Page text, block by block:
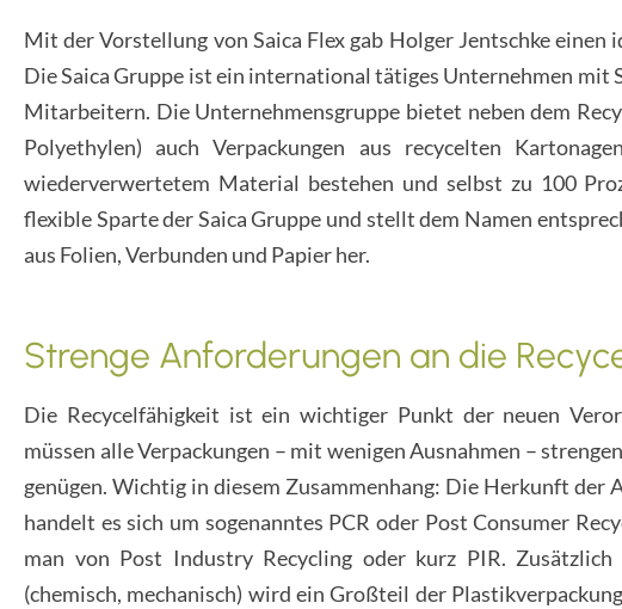
Mit der Vorstellung von Saica Flex gab Holger Jentschke einen
Die Saica Gruppe ist ein international tätiges Unternehmen mit
Mitarbeitern. Die Unternehmensgruppe bietet neben dem
Polyethylen) auch Verpackungen aus recycelten
wiederverwertetem Material bestehen und selbst zu 100
flexible Sparte der Saica Gruppe und stellt dem Namen
aus Folien, Verbunden und Papier her.
Strenge Anforderungen an die
Die Recycelfähigkeit ist ein wichtiger Punkt der neuen
müssen alle Verpackungen – mit wenigen Ausnahmen –
genügen. Wichtig in diesem Zusammenhang: Die Herkunft der
handelt es sich um sogenanntes PCR oder Post Consumer
man von Post Industry Recycling oder kurz PIR.
(chemisch, mechanisch) wird ein Großteil der